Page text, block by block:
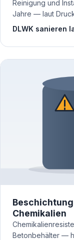
Reinigung und
Jahre — laut
DLWK sanieren
Chemikalien
Betonbehälter —